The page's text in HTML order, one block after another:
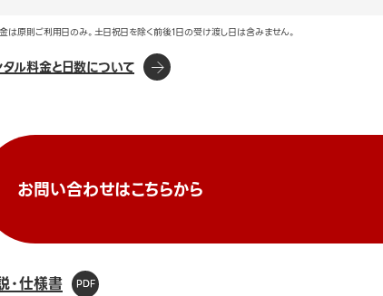
は原則ご利用日のみ。土日祝日を除く前後1日の受け渡し日は含みません。
タル料金と日数について
お問い合わせはこちらから
・仕様書